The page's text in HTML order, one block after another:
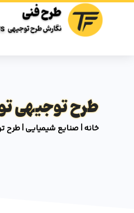
طرح توجیهی
خانه|صنایع شیمیایی|طرح